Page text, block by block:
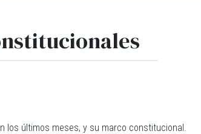
los últimos meses, y su marco constitucional.